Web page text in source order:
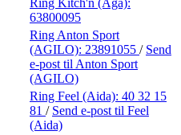
63800095
Ring Anton Sport
(AGILO): 23891055 / Send
e-post til Anton Sport
(AGILO)
Ring Feel (Aida): 40 32 15
81 / Send e-post til Feel
(Aida)